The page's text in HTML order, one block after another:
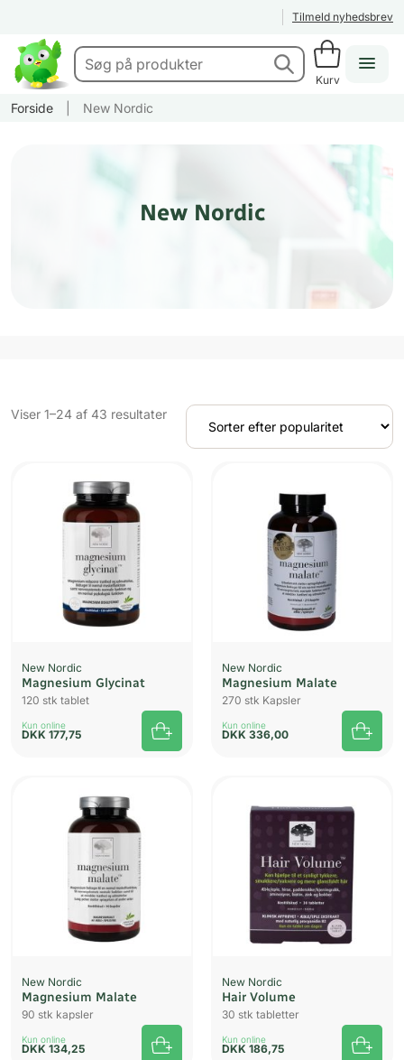
Tilmeld nyhedsbrev
Kurv
Forside New Nordic
New Nordic
Viser 1–24 af 43 resultaterSorteret
popularitet
New Nordic
Magnesium Glycinat
120 stk tablet
Kun online
DKK 177,75
New Nordic
Magnesium Malate
270 stk Kapsler
Kun online
DKK 336,00
UDSOLGT
New Nordic
Magnesium Malate
90 stk kapsler
Kun online
DKK 134,25
New Nordic
Hair Volume
30 stk tabletter
Kun online
DKK 186,75